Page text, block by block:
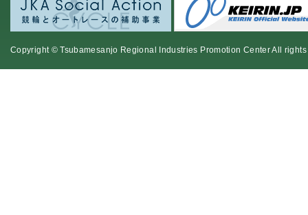
Copyright © Tsubamesanjo Regional Industries Promotion Center All